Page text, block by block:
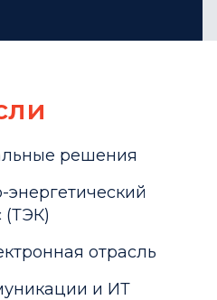
решения
энергетический
(ТЭК)
отрасль
и ИТ